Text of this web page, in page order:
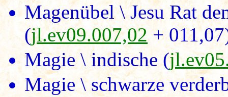
Magenübel \ Jesu Rat
(jl.ev09.007,02 +
Magie \ indische (
Magie \ schwarze